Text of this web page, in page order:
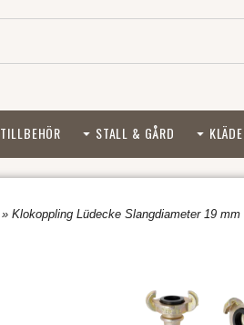
STALL & GÅRD
» Klokoppling Lüdecke Slangdiameter 19 mm